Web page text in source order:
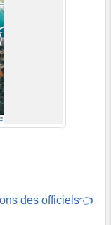
des officiels👈